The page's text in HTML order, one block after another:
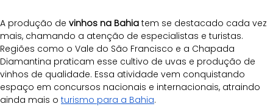
A produção de vinhos na Bahia tem se destacado cada vez
mais, chamando a atenção de especialistas e turistas.
Regiões como o Vale do São Francisco e a Chapada
Diamantina praticam esse cultivo de uvas e produção de
vinhos de qualidade. Essa atividade vem conquistando
espaço em concursos nacionais e internacionais, atraindo
ainda mais o turismo para a Bahia.